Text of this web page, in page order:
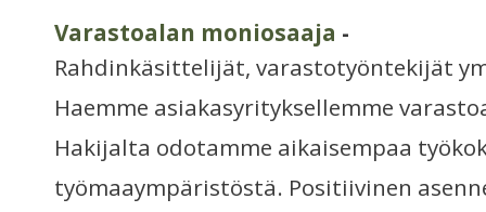
Varastoalan moniosaaja -
Rahdinkäsittelijät, varastotyöntekijät
Haemme asiakasyrityksellemme
Hakijalta odotamme aikaisempaa
työmaaympäristöstä. Positiivinen